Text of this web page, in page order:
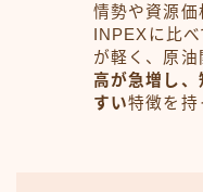
情勢や資源価
INPEXに比
が軽く、原油
高が急増し
すい特徴を持